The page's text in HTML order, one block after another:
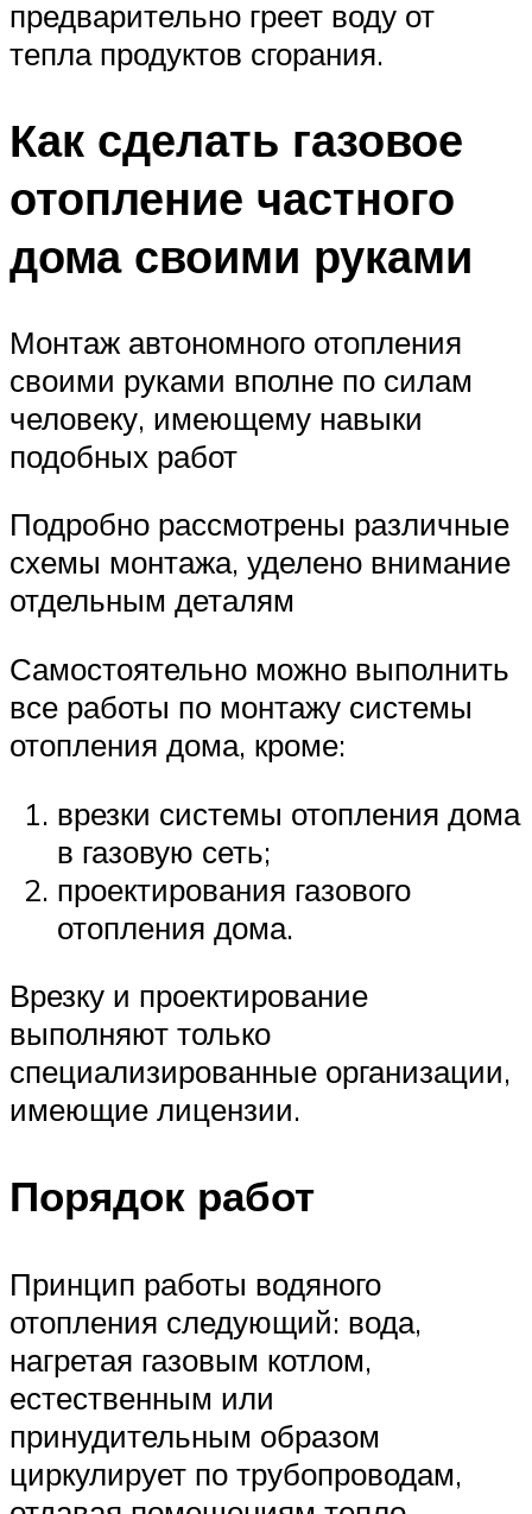
предварительно греет воду от
тепла продуктов сгорания.
Как сделать газовое
отопление частного
дома своими руками
Монтаж автономного отопления
своими руками вполне по силам
человеку, имеющему навыки
подобных работ
Подробно рассмотрены различные
схемы монтажа, уделено внимание
отдельным деталям
Самостоятельно можно выполнить
все работы по монтажу системы
отопления дома, кроме:
врезки системы отопления дома
в газовую сеть;
проектирования газового
отопления дома.
Врезку и проектирование
выполняют только
специализированные организации,
имеющие лицензии.
Порядок работ
Принцип работы водяного
отопления следующий: вода,
нагретая газовым котлом,
естественным или
принудительным образом
циркулирует по трубопроводам,